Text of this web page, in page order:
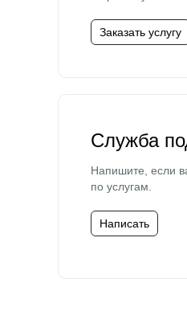
Заказать услугу
Служба
Напишите, если
по услугам.
Написать